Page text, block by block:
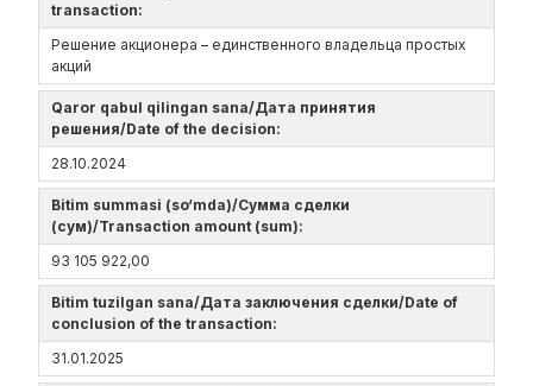
transaction:
Решение акционера – единственного владельца простых
акций
Qaror qabul qilingan sana/Дата принятия
решения/Date of the decision:
28.10.2024
Bitim summasi (so‘mda)/Сумма сделки
(сум)/Transaction amount (sum):
93 105 922,00
Bitim tuzilgan sana/Дата заключения сделки/Date of
conclusion of the transaction:
31.01.2025